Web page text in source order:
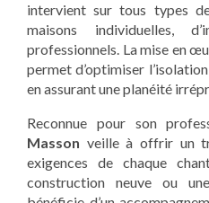
intervient sur tous types
maisons individuelles,
professionnels. La mise en
permet d’optimiser
en assurant une planéité
Reconnue pour son
Masson veille à offrir un
exigences de chaque
construction neuve ou